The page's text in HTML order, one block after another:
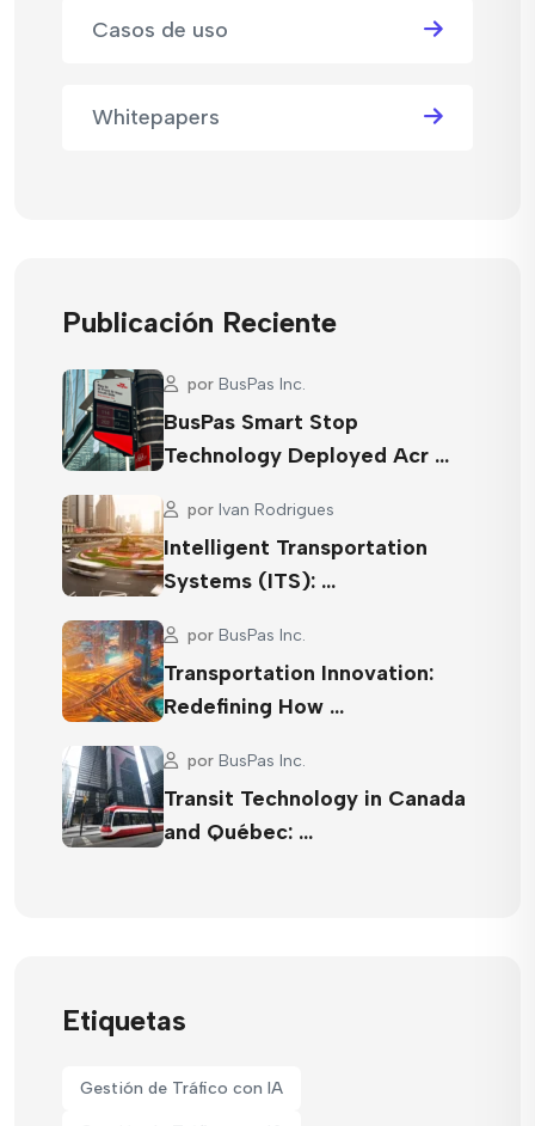
Casos de uso
Whitepapers
Publicación Reciente
por BusPas Inc.
BusPas Smart Stop
Technology Deployed Acr …
por Ivan Rodrigues
Intelligent Transportation
Systems (ITS): …
por BusPas Inc.
Transportation Innovation:
Redefining How …
por BusPas Inc.
Transit Technology in Canada
and Québec: …
Etiquetas
Gestión de Tráfico con IA